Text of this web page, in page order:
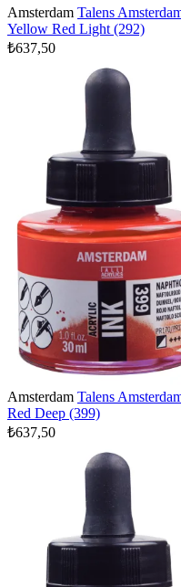
Amsterdam Talens
Yellow Red Light (292)
₺637,50
Amsterdam Talens
Red Deep (399)
₺637,50